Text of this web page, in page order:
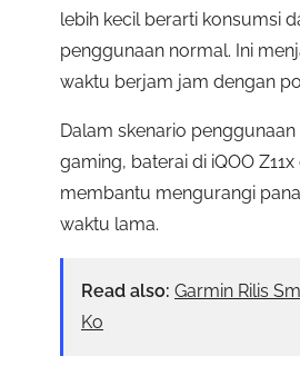
lebih kecil berarti konsumsi
penggunaan normal. Ini
waktu berjam jam dengan
Dalam skenario
gaming, baterai di iQOO
membantu mengurangi
waktu lama.
Read also: Garmin Rilis
Ko